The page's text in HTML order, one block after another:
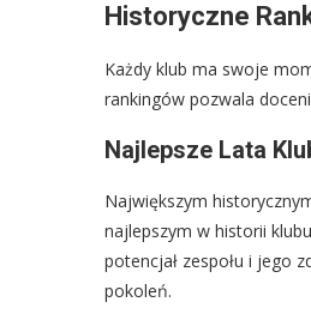
Historyczne
Każdy klub ma swoje
rankingów pozwala
Najlepsze Lata
Największym
najlepszym w historii
potencjał zespołu i jego
pokoleń.